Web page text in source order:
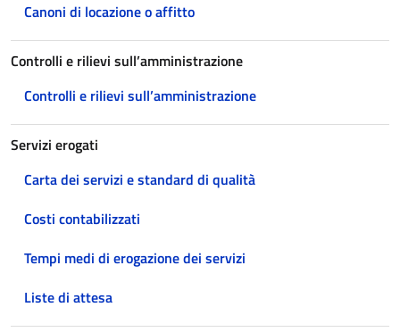
Canoni di locazione o affitto
Controlli e rilievi sull’amministrazione
Controlli e rilievi sull’amministrazione
Servizi erogati
Carta dei servizi e standard di qualità
Costi contabilizzati
Tempi medi di erogazione dei servizi
Liste di attesa